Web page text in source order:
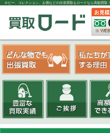
ホビー、コレクション、お酒などの出張買取もロードなら高額買取！